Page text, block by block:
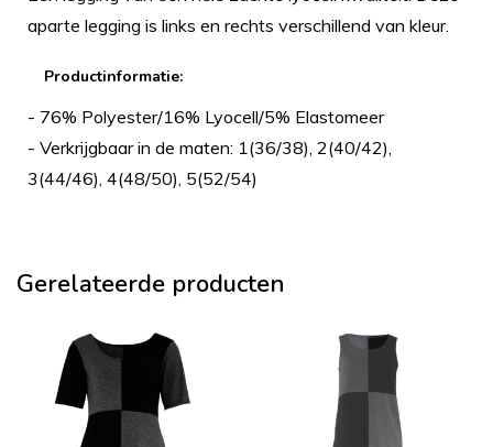
aparte legging is links en rechts verschillend van kleur.
Productinformatie:
- 76% Polyester/16% Lyocell/5% Elastomeer
- Verkrijgbaar in de maten: 1(36/38), 2(40/42),
3(44/46), 4(48/50), 5(52/54)
Gerelateerde producten